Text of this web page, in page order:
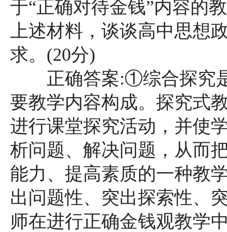
于“正确对待金钱”内容的
上述材料，谈谈高中思想
求。(20分)
正确答案:①综合探究是
要教学内容构成。探究式
进行课堂探究活动，并使
析问题、解决问题，从而
能力、提高素质的一种教
出问题性、突出探索性、
师在进行正确金钱观教学